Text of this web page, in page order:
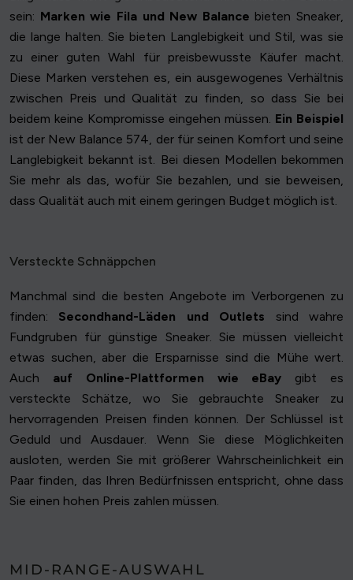
sein: Marken wie Fila und New Balance bieten Sneaker,
die lange halten. Sie bieten Langlebigkeit und Stil, was sie
zu einer guten Wahl für preisbewusste Käufer macht.
Diese Marken verstehen es, ein ausgewogenes Verhältnis
zwischen Preis und Qualität zu finden, so dass Sie bei
beidem keine Kompromisse eingehen müssen. Ein Beispiel
ist der New Balance 574, der für seinen Komfort und seine
Langlebigkeit bekannt ist. Bei diesen Modellen bekommen
Sie mehr als das, wofür Sie bezahlen, und sie beweisen,
dass Qualität auch mit einem geringen Budget möglich ist.
Versteckte Schnäppchen
Manchmal sind die besten Angebote im Verborgenen zu
finden: Secondhand-Läden und Outlets sind wahre
Fundgruben für günstige Sneaker. Sie müssen vielleicht
etwas suchen, aber die Ersparnisse sind die Mühe wert.
Auch auf Online-Plattformen wie eBay gibt es
versteckte Schätze, wo Sie gebrauchte Sneaker zu
hervorragenden Preisen finden können. Der Schlüssel ist
Geduld und Ausdauer. Wenn Sie diese Möglichkeiten
ausloten, werden Sie mit größerer Wahrscheinlichkeit ein
Paar finden, das Ihren Bedürfnissen entspricht, ohne dass
Sie einen hohen Preis zahlen müssen.
MID-RANGE-AUSWAHL